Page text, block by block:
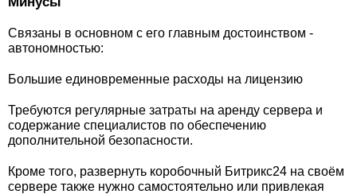
Связаны в основном с его главным достоинством -
автономностью:
Большие единовременные расходы на лицензию
Требуются регулярные затраты на аренду сервера и
содержание специалистов по обеспечению
дополнительной безопасности.
Кроме того, развернуть коробочный Битрикс24 на своём
сервере также нужно самостоятельно или привлекая